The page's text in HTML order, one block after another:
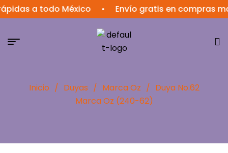
a todo México Envío gratis en compras
Inicio / Duyas / Marca Oz / Duya No.62
Marca Oz (240-62)